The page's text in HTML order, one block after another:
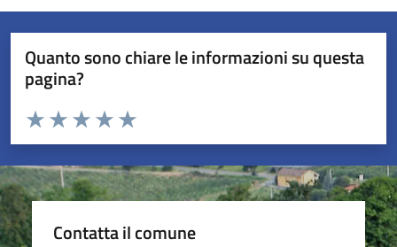
Quanto sono chiare le informazioni su questa
pagina?
Valuta da 1 a 5 stelle la pagina
Valuta 5 stelle su 5
Valuta 4 stelle su 5
Valuta 3 stelle su 5
Valuta 2 stelle su 5
Valuta 1 stelle su 5
Contatta il comune